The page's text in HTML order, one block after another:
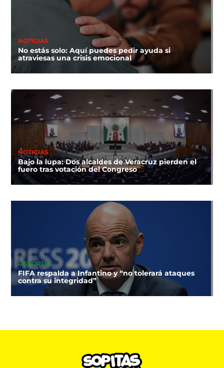
NOTICIAS
No estás solo: Aquí puedes pedir ayuda si
atraviesas una crisis emocional
NOTICIAS
Bajo la lupa: Dos alcaldes de Veracruz pierden el
fuero tras votación del Congreso
DEPORTES
FIFA respalda a Infantino y “no tolerará ataques
contra su integridad”